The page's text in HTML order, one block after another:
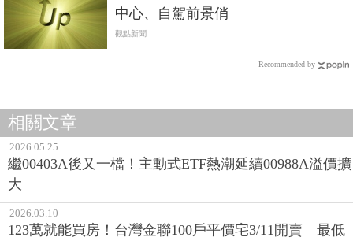
中心、自駕前景俏
觀點新聞
Recommended by
相關文章
2026.05.25
繼00403A後又一檔！主動式ETF熱潮延續00988A溢價擴
大
2026.03.10
123萬就能買房！台灣金聯100戶平價宅3/11開賣 最低